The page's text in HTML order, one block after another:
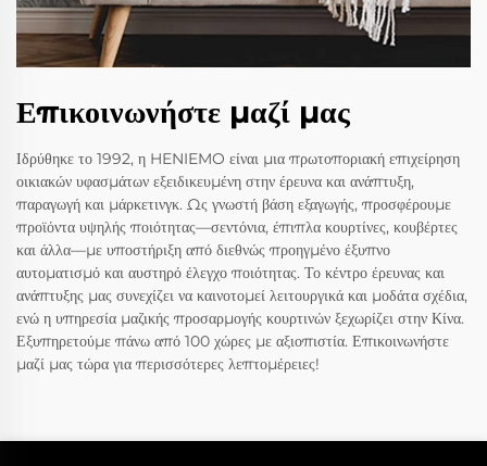
Επικοινωνήστε μαζί μας
Ιδρύθηκε το 1992, η HENIEMO είναι μια πρωτοποριακή επιχείρηση
οικιακών υφασμάτων εξειδικευμένη στην έρευνα και ανάπτυξη,
παραγωγή και μάρκετινγκ. Ως γνωστή βάση εξαγωγής, προσφέρουμε
προϊόντα υψηλής ποιότητας—σεντόνια, έπιπλα κουρτίνες, κουβέρτες
και άλλα—με υποστήριξη από διεθνώς προηγμένο έξυπνο
αυτοματισμό και αυστηρό έλεγχο ποιότητας. Το κέντρο έρευνας και
ανάπτυξης μας συνεχίζει να καινοτομεί λειτουργικά και μοδάτα σχέδια,
ενώ η υπηρεσία μαζικής προσαρμογής κουρτινών ξεχωρίζει στην Κίνα.
Εξυπηρετούμε πάνω από 100 χώρες με αξιοπιστία. Επικοινωνήστε
μαζί μας τώρα για περισσότερες λεπτομέρειες!